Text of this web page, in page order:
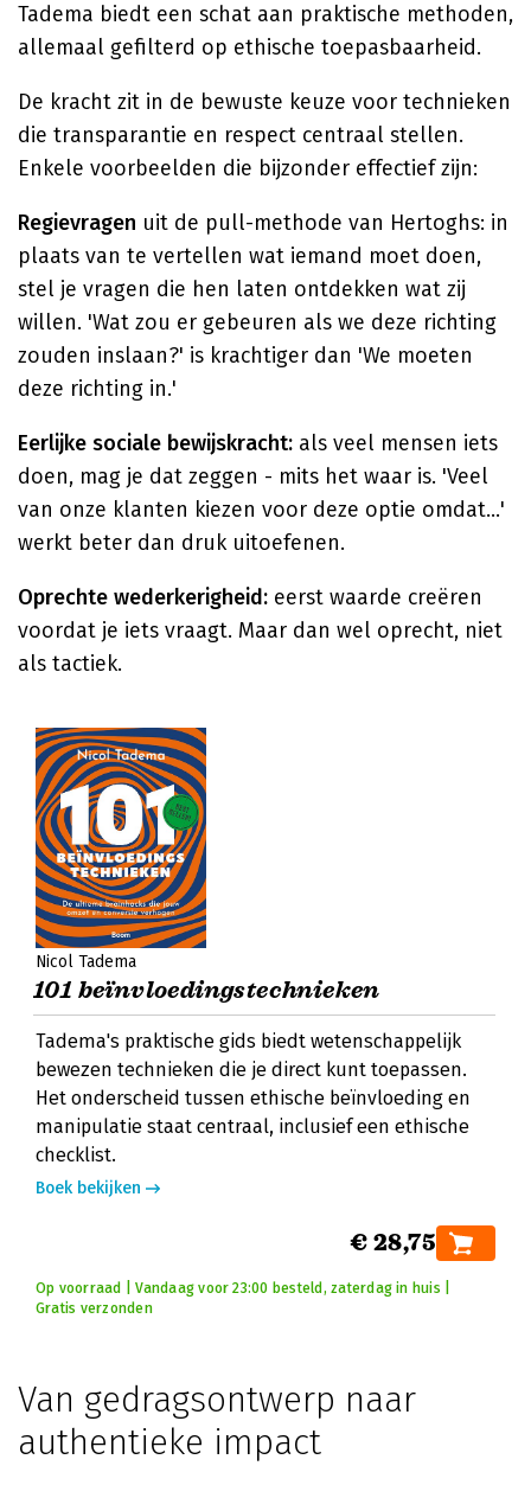
Tadema biedt een schat aan praktische methoden,
allemaal gefilterd op ethische toepasbaarheid.
De kracht zit in de bewuste keuze voor technieken
die transparantie en respect centraal stellen.
Enkele voorbeelden die bijzonder effectief zijn:
Regievragen uit de pull-methode van Hertoghs: in
plaats van te vertellen wat iemand moet doen,
stel je vragen die hen laten ontdekken wat zij
willen. 'Wat zou er gebeuren als we deze richting
zouden inslaan?' is krachtiger dan 'We moeten
deze richting in.'
Eerlijke sociale bewijskracht: als veel mensen iets
doen, mag je dat zeggen - mits het waar is. 'Veel
van onze klanten kiezen voor deze optie omdat...'
werkt beter dan druk uitoefenen.
Oprechte wederkerigheid: eerst waarde creëren
voordat je iets vraagt. Maar dan wel oprecht, niet
als tactiek.
Nicol Tadema
101 beïnvloedingstechnieken
Tadema's praktische gids biedt wetenschappelijk
bewezen technieken die je direct kunt toepassen.
Het onderscheid tussen ethische beïnvloeding en
manipulatie staat centraal, inclusief een ethische
checklist.
Boek bekijken
€ 28,75
Op voorraad | Vandaag voor 23:00 besteld, zaterdag in huis |
Gratis verzonden
Van gedragsontwerp naar
authentieke impact